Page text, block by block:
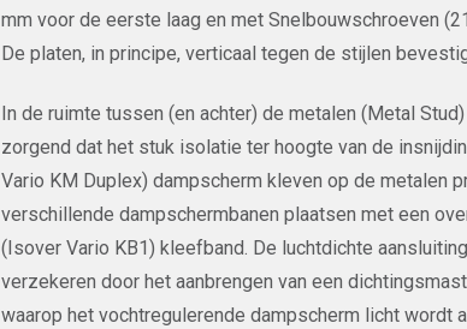
mm voor de eerste laag en met Snelbouwschroeven
De platen, in principe, verticaal tegen de stijlen
In de ruimte tussen (en achter) de metalen (Metal
zorgend dat het stuk isolatie ter hoogte van de
Vario KM Duplex) dampscherm kleven op de metalen
verschillende dampschermbanen plaatsen met een
(Isover Vario KB1) kleefband. De luchtdichte
verzekeren door het aanbrengen van een
waarop het vochtregulerende dampscherm licht wordt